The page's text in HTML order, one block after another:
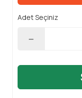
Adet Seçiniz